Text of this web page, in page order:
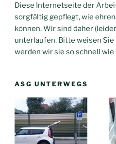
Diese Internetseite der
sorgfältig gepflegt, wie
können. Wir sind daher
unterlaufen. Bitte weisen Sie
werden wir sie so schnell
ASG UNTERWEGS